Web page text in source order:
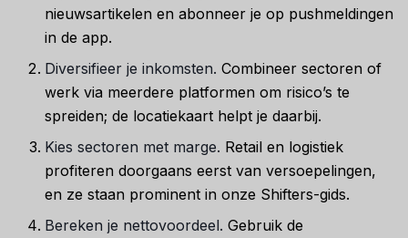
nieuwsartikelen en abonneer je op pushmeldingen
in de app.
Diversifieer je inkomsten. Combineer sectoren of
werk via meerdere platformen om risico’s te
spreiden; de locatiekaart helpt je daarbij.
Kies sectoren met marge. Retail en logistiek
profiteren doorgaans eerst van versoepelingen,
en ze staan prominent in onze Shifters-gids.
Bereken je nettovoordeel. Gebruik de